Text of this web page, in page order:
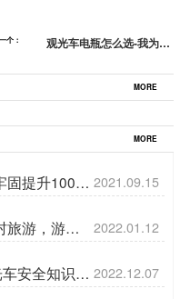
个：
观光车电瓶怎么选-我为什
MORE
MORE
固提升100% 2021.09.15
旅游，游客 2022.01.12
安全知识科 2022.12.07